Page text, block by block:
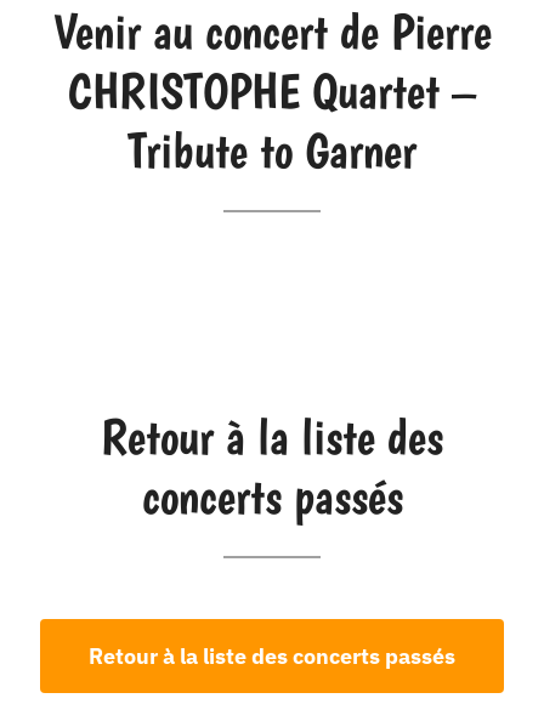
Venir au concert de Pierre
CHRISTOPHE Quartet –
Tribute to Garner
Retour à la liste des
concerts passés
Retour à la liste des concerts passés